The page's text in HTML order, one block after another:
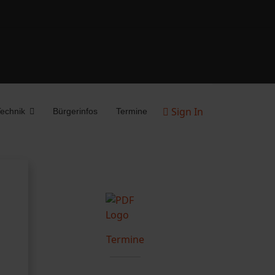
Bürgerinfos Termine Sign In
Termine